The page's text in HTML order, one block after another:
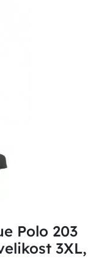
Polo 203
3XL,